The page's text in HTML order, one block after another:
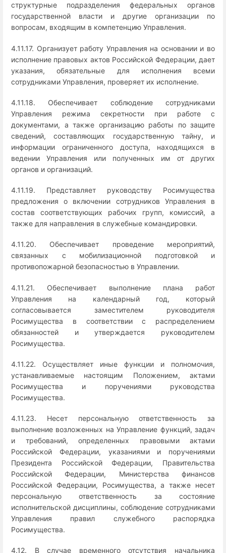
структурные подразделения федеральных органов
государственной власти и другие организации по
вопросам, входящим в компетенцию Управления.
4.11.17. Организует работу Управления на основании и во
исполнение правовых актов Российской Федерации, дает
указания, обязательные для исполнения всеми
сотрудниками Управления, проверяет их исполнение.
4.11.18. Обеспечивает соблюдение сотрудниками
Управления режима секретности при работе с
документами, а также организацию работы по защите
сведений, составляющих государственную тайну, и
информации ограниченного доступа, находящихся в
ведении Управления или полученных им от других
органов и организаций.
4.11.19. Представляет руководству Росимущества
предложения о включении сотрудников Управления в
состав соответствующих рабочих групп, комиссий, а
также для направления в служебные командировки.
4.11.20. Обеспечивает проведение мероприятий,
связанных с мобилизационной подготовкой и
противопожарной безопасностью в Управлении.
4.11.21. Обеспечивает выполнение плана работ
Управления на календарный год, который
согласовывается заместителем руководителя
Росимущества в соответствии с распределением
обязанностей и утверждается руководителем
Росимущества.
4.11.22. Осуществляет иные функции и полномочия,
устанавливаемые настоящим Положением, актами
Росимущества и поручениями руководства
Росимущества.
4.11.23. Несет персональную ответственность за
выполнение возложенных на Управление функций, задач
и требований, определенных правовыми актами
Российской Федерации, указаниями и поручениями
Президента Российской Федерации, Правительства
Российской Федерации, Министерства финансов
Российской Федерации, Росимущества, а также несет
персональную ответственность за состояние
исполнительской дисциплины, соблюдение сотрудниками
Управления правил служебного распорядка
Росимущества.
4.12. В случае временного отсутствия начальника